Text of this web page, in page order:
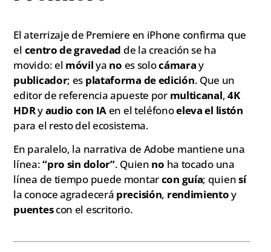
El aterrizaje de Premiere en iPhone confirma que
el centro de gravedad de la creación se ha
movido: el móvilya no es solocámaray
publicador; es plataforma de edición. Que un
editor de referencia apueste por multicanal,4K
HDRyaudio con IA en el teléfonoeleva el listón
para el resto del ecosistema.
En paralelo, la narrativa de Adobe mantiene una
línea:“pro sin dolor”. Quien no ha tocado una
línea de tiempo puede montarcon guía; quiensí
la conoce agradecerá precisión, rendimientoy
puentescon el escritorio.